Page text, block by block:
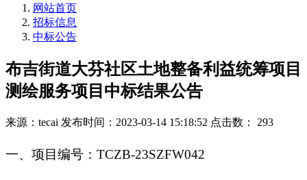
网站首页
招标信息
中标公告
布吉街道大芬社区土地整备利益统筹项目
测绘服务项目中标结果公告
来源：tecai 发布时间：2023-03-14 15:18:52 点击数： 293
一、项目编号：TCZB-23SZFW042